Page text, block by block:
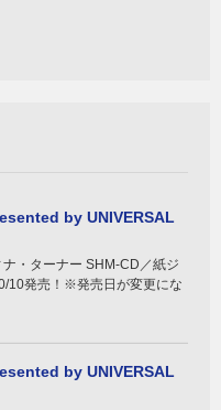
by UNIVERSAL
・ターナー SHM-CD／紙ジ
10発売！※発売日が変更にな
by UNIVERSAL